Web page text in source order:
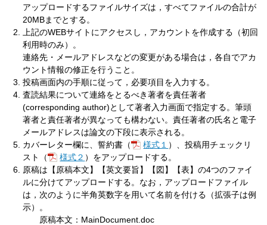
アップロードするファイルサイズは，すべてファイルの合計が
20MBまでとする。
上記のWEBサイトにアクセスし，アカウントを作成する（初回
利用時のみ）。
連絡先・メールアドレスなどの変更がある場合は，各自でアカ
ウント情報の修正を行うこと。
投稿画面内の手順に従って，必要項目を入力する。
査読結果について連絡をとるべき著者を責任著者
(corresponding author)として著者入力画面で指定する。筆頭
著者と責任著者が異なっても構わない。責任著者の氏名と電子
メールアドレスは論文の下段に表示される。
カバーレター欄に、誓約書（
様式１ ）、投稿用チェックリ
スト（
様式２ ）をアップロードする。
原稿は【原稿本文】【英文要旨】【図】【表】の4つのファイ
ルに分けてアップロードする。なお，アップロードファイル
は，次のように半角英数字を用いて名前を付ける（拡張子は例
示）。
原稿本文：MainDocument.doc